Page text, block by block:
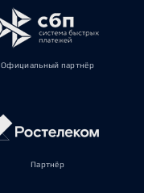
Официальный партнёр
Партнёр